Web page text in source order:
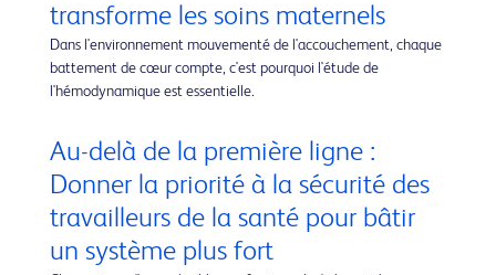
transforme les soins maternels
Dans l'environnement mouvementé de l'accouchement, chaque
battement de cœur compte, c'est pourquoi l'étude de
l'hémodynamique est essentielle.
Au-delà de la première ligne :
Donner la priorité à la sécurité des
travailleurs de la santé pour bâtir
un système plus fort